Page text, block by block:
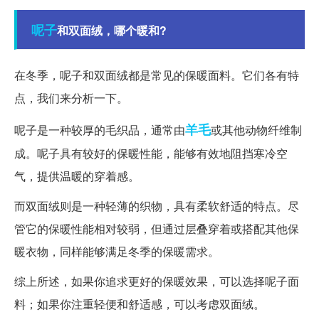
呢子和双面绒，哪个暖和?
在冬季，呢子和双面绒都是常见的保暖面料。它们各有特
点，我们来分析一下。
呢子是一种较厚的毛织品，通常由羊毛或其他动物纤维制
成。呢子具有较好的保暖性能，能够有效地阻挡寒冷空
气，提供温暖的穿着感。
而双面绒则是一种轻薄的织物，具有柔软舒适的特点。尽
管它的保暖性能相对较弱，但通过层叠穿着或搭配其他保
暖衣物，同样能够满足冬季的保暖需求。
综上所述，如果你追求更好的保暖效果，可以选择呢子面
料；如果你注重轻便和舒适感，可以考虑双面绒。